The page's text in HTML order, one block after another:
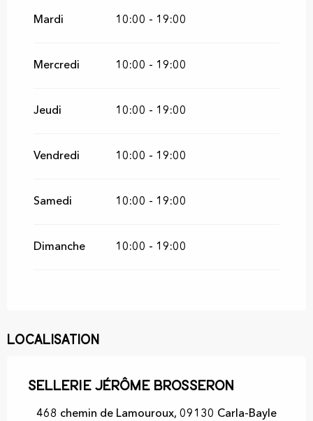
2026
Mardi 10:00 - 19:00
Mercredi 10:00 - 19:00
Jeudi 10:00 - 19:00
Vendredi 10:00 - 19:00
Samedi 10:00 - 19:00
Dimanche 10:00 - 19:00
Localisation
Sellerie Jérôme Brosseron
468 chemin de Lamouroux, 09130 Carla-Bayle